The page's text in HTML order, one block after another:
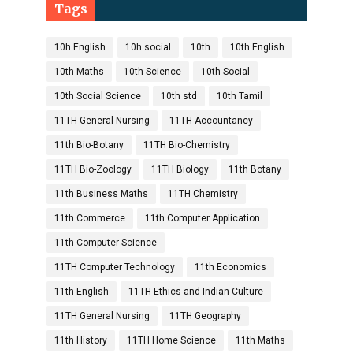
Tags
10h English 10h social 10th 10th English
10th Maths 10th Science 10th Social
10th Social Science 10th std 10th Tamil
11TH General Nursing 11TH Accountancy
11th Bio-Botany 11TH Bio-Chemistry
11TH Bio-Zoology 11TH Biology 11th Botany
11th Business Maths 11TH Chemistry
11th Commerce 11th Computer Application
11th Computer Science
11TH Computer Technology 11th Economics
11th English 11TH Ethics and Indian Culture
11TH General Nursing 11TH Geography
11th History 11TH Home Science 11th Maths